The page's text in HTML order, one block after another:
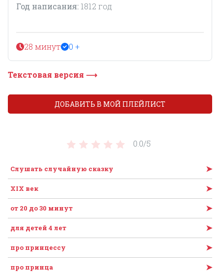
Год написания: 1812 год
28 минут 0 +
Текстовая версия ⟶
0.0/5
Слушать случайную сказку ➤
XIX век ➤
от 20 до 30 минут ➤
для детей 4 лет ➤
про принцессу ➤
про принца ➤
ДОБАВИТЬ В МОЙ ПЛЕЙЛИСТ